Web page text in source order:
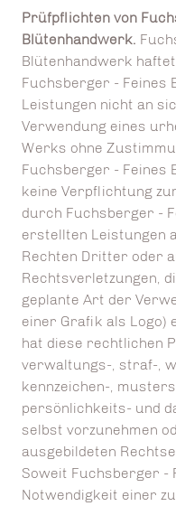
Prüfpflichten von
Blütenhandwerk.
Blütenhandwerk
Fuchsberger - Feines
Leistungen nicht an
Verwendung eines
Werks ohne
Fuchsberger - Feines
keine Verpflichtung
durch Fuchsberger -
erstellten Leistungen
Rechten Dritter oder
Rechtsverletzungen,
geplante Art der
einer Grafik als Logo)
hat diese rechtlichen
verwaltungs-, straf-,
kennzeichen-,
persönlichkeits- und
selbst vorzunehmen
ausgebildeten
Soweit Fuchsberger -
Notwendigkeit einer